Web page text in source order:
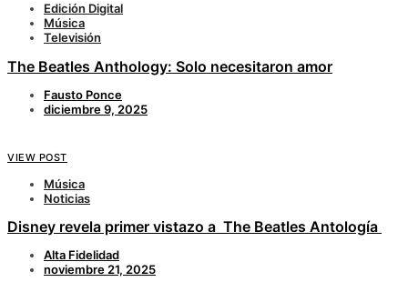
Edición Digital
Música
Televisión
The Beatles Anthology: Solo necesitaron amor
Fausto Ponce
diciembre 9, 2025
VIEW POST
Música
Noticias
Disney revela primer vistazo a The Beatles Antología
Alta Fidelidad
noviembre 21, 2025